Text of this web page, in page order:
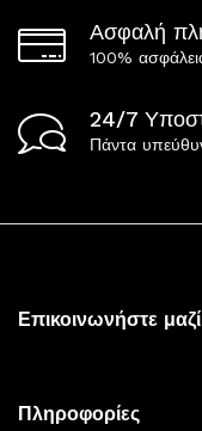
Ασφαλή
100%
24/7
Πάντα
Επικοινωνήστε
Πληροφορίες